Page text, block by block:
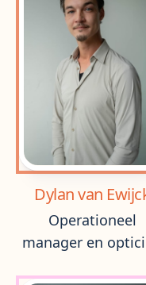
Dylan van
Operationeel
manager en